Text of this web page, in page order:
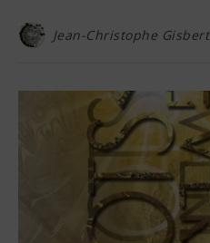
Jean-Christophe Gisbert